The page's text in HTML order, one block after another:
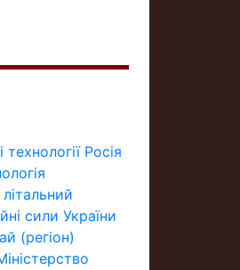
технології Росія
сили України
(регіон)